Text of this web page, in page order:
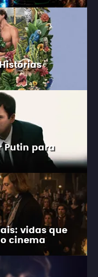
Putin para
vidas que
cinema